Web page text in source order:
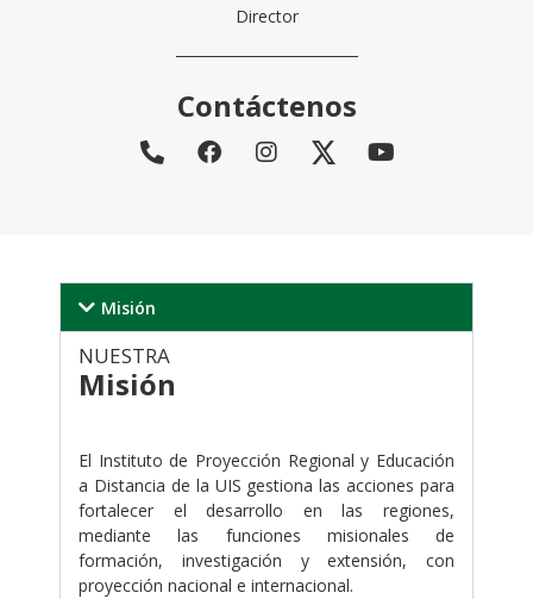
Director
Contáctenos
Misión
NUESTRA
Misión
El Instituto de Proyección Regional y Educación
a Distancia de la UIS gestiona las acciones para
fortalecer el desarrollo en las regiones,
mediante las funciones misionales de
formación, investigación y extensión, con
proyección nacional e internacional.